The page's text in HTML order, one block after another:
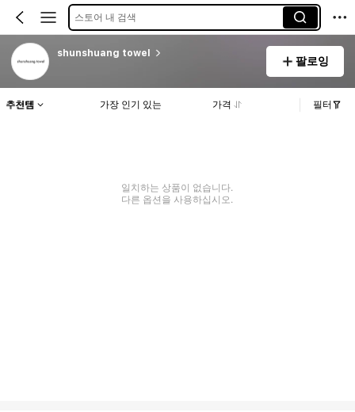
스토어 내 검색
shunshuang towel
팔로잉
추천템 가장 인기 있는 가격 필터
일치하는 상품이 없습니다.
다른 옵션을 사용하십시오.